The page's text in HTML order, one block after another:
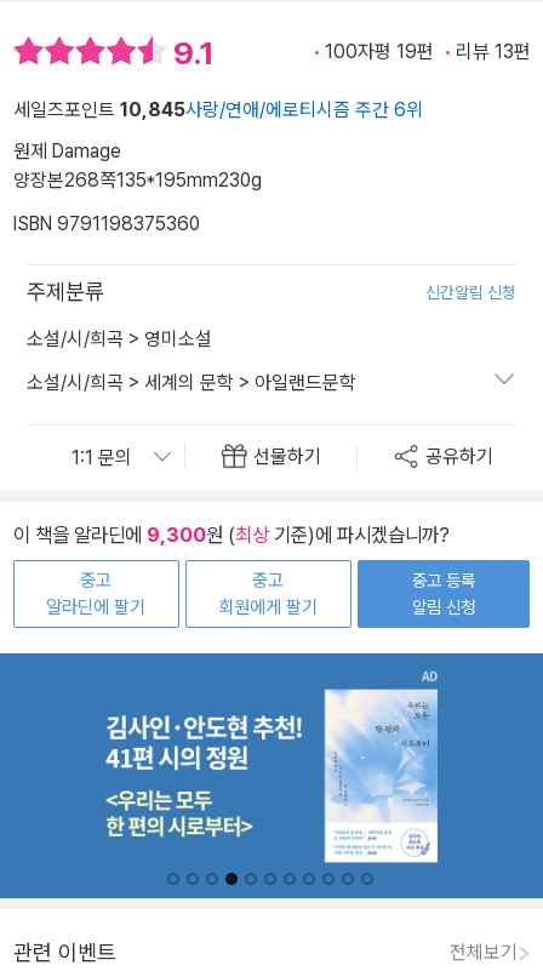
9.1 100자평 19편 리뷰 13편
세일즈포인트 10,845사랑/연애/에로티시즘 주간 6위
원제 Damage
양장본268쪽135*195mm230g
ISBN 9791198375360
주제분류 신간알림 신청
소설/시/희곡 > 영미소설
소설/시/희곡 > 세계의 문학 > 아일랜드문학
선물하기 공유하기
이 책을 알라딘에 9,300원 (최상기준)에 파시겠습니까?
중고
알라딘에 팔기
중고
회원에게 팔기
중고 등록
알림 신청
관련 이벤트 전체보기